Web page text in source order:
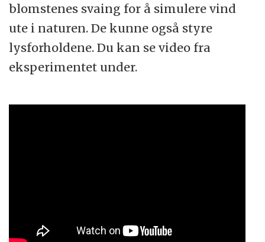
blomstenes svaing for å simulere vind
ute i naturen. De kunne også styre
lysforholdene. Du kan se video fra
eksperimentet under.